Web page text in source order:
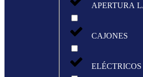
APERTURA
CAJONES
ELÉCTRICOS